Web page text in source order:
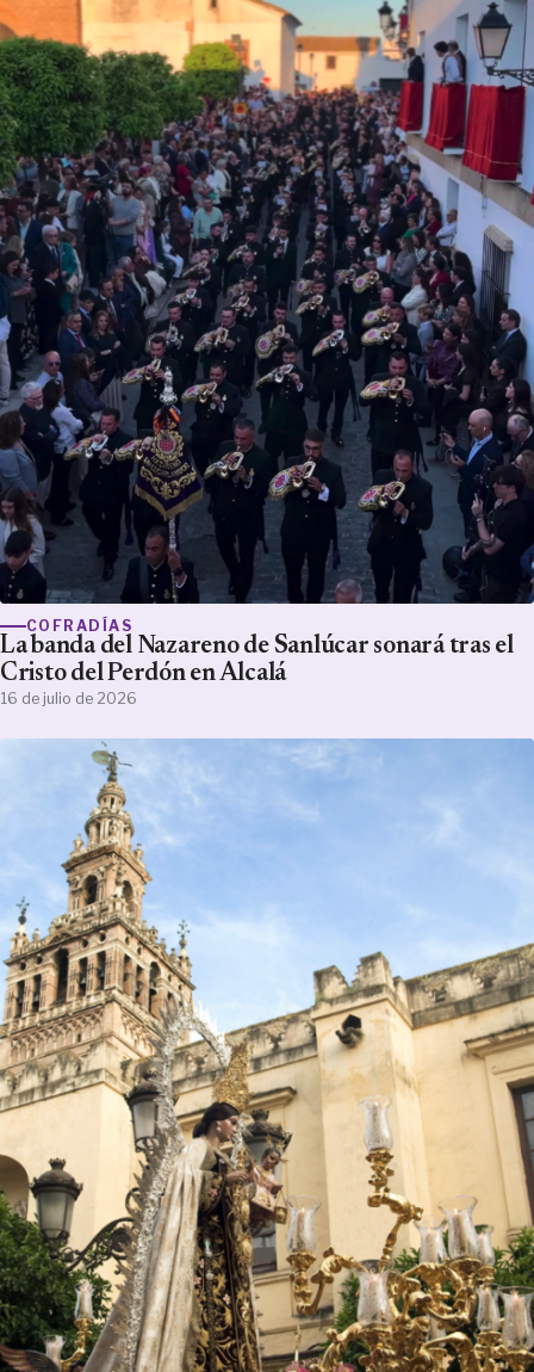
COFRADÍAS
La banda del Nazareno de Sanlúcar sonará tras el
Cristo del Perdón en Alcalá
16 de julio de 2026